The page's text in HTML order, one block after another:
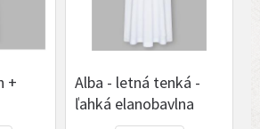
+
Alba - letná tenká -
ľahká elanobavlna